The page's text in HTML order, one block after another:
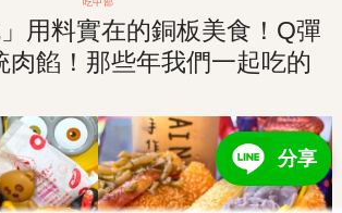
分享
」用料實在的銅板美食！Q彈
肉餡！那些年我們一起吃的